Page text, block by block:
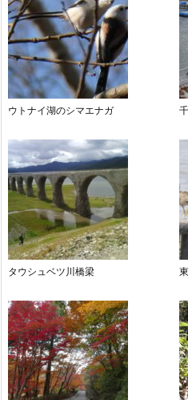
ウトナイ湖のシマエナガ
タウシュベツ川橋梁